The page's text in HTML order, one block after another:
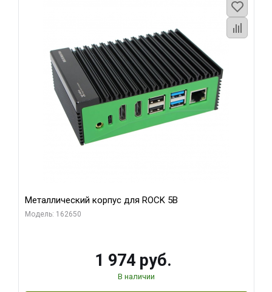
Металлический корпус для ROCK 5B
Модель: 162650
1 974 руб.
В наличии